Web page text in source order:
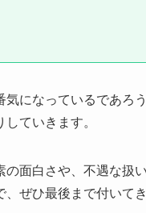
になっているであろ
ていきます。
面白さや、不遇な扱
ぜひ最後まで付いてき